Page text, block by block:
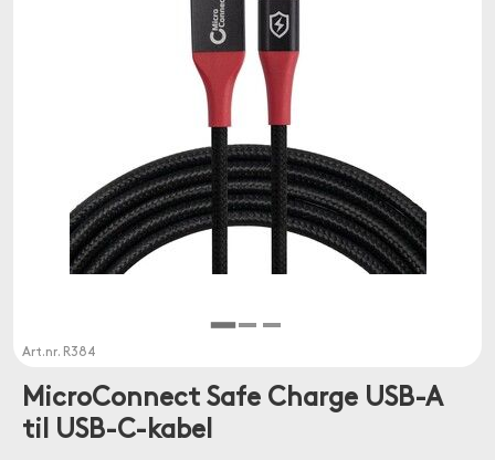
Art.nr. R384
MicroConnect Safe Charge USB-A
til USB-C-kabel